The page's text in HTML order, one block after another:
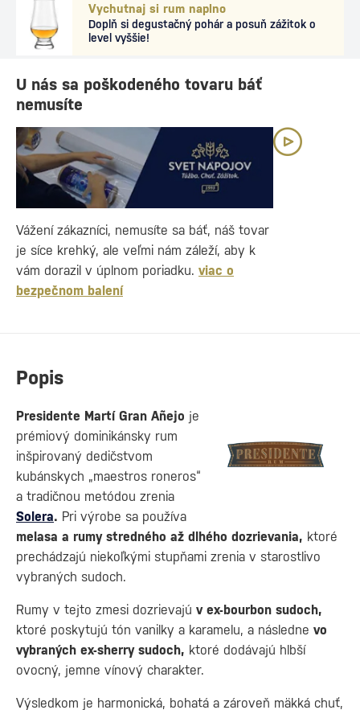
Vychutnaj si rum naplno
Doplň si degustačný pohár a posuň zážitok o
level vyššie!
Popis
Presidente Martí Gran Añejo je
prémiový dominikánsky rum
inšpirovaný dedičstvom
kubánskych „maestros roneros“
a tradičnou metódou zrenia
Solera. Pri výrobe sa používa
melasa a rumy stredného až dlhého dozrievania, ktoré
prechádzajú niekoľkými stupňami zrenia v starostlivo
vybraných sudoch.
Rumy v tejto zmesi dozrievajú v ex-bourbon sudoch,
ktoré poskytujú tón vanilky a karamelu, a následne vo
vybraných ex-sherry sudoch, ktoré dodávajú hlbší
ovocný, jemne vínový charakter.
Výsledkom je harmonická, bohatá a zároveň mäkká chuť,
U nás sa poškodeného tovaru báť
nemusíte
Vážení zákazníci, nemusíte sa báť, náš tovar
je síce krehký, ale veľmi nám záleží, aby k
vám dorazil v úplnom poriadku. viac o
bezpečnom balení